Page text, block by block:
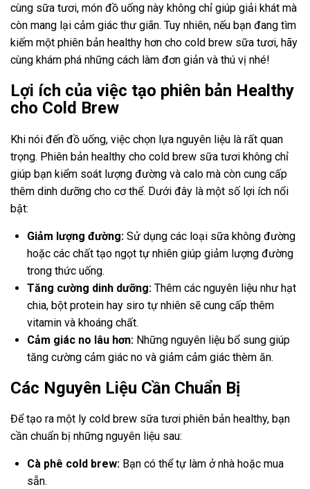
cùng sữa tươi, món đồ uống này không chỉ giúp giải khát mà
còn mang lại cảm giác thư giãn. Tuy nhiên, nếu bạn đang tìm
kiếm một phiên bản healthy hơn cho cold brew sữa tươi, hãy
cùng khám phá những cách làm đơn giản và thú vị nhé!
Lợi ích của việc tạo phiên bản Healthy
cho Cold Brew
Khi nói đến đồ uống, việc chọn lựa nguyên liệu là rất quan
trọng. Phiên bản healthy cho cold brew sữa tươi không chỉ
giúp bạn kiểm soát lượng đường và calo mà còn cung cấp
thêm dinh dưỡng cho cơ thể. Dưới đây là một số lợi ích nổi
bật:
Giảm lượng đường: Sử dụng các loại sữa không đường
hoặc các chất tạo ngọt tự nhiên giúp giảm lượng đường
trong thức uống.
Tăng cường dinh dưỡng: Thêm các nguyên liệu như hạt
chia, bột protein hay siro tự nhiên sẽ cung cấp thêm
vitamin và khoáng chất.
Cảm giác no lâu hơn: Những nguyên liệu bổ sung giúp
tăng cường cảm giác no và giảm cảm giác thèm ăn.
Các Nguyên Liệu Cần Chuẩn Bị
Để tạo ra một ly cold brew sữa tươi phiên bản healthy, bạn
cần chuẩn bị những nguyên liệu sau:
Cà phê cold brew: Bạn có thể tự làm ở nhà hoặc mua
sẵn.